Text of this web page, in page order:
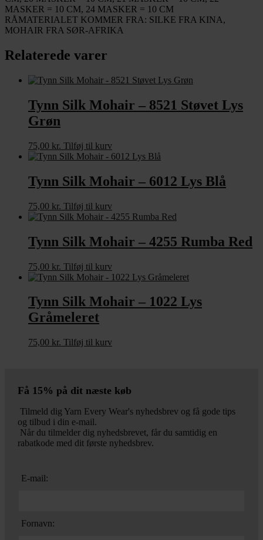
MASKER = 10 CM, 24 MASKER = 10 CM
RÅMATERIALET KOMMER FRA: SILKE FRA KINA,
MOHAIR FRA SØR-AFRIKA
Relaterede varer
Tynn Silk Mohair – 8521 Støvet Lys
Grøn
75,00 kr. Tilføj til kurv
Tynn Silk Mohair – 6012 Lys Blå
75,00 kr. Tilføj til kurv
Tynn Silk Mohair – 4255 Rumba Red
75,00 kr. Tilføj til kurv
Tynn Silk Mohair – 1022 Lys
Gråmeleret
75,00 kr. Tilføj til kurv
Få 15% på dit næste køb
Tilmeld dig Yarn Every Wear's nyhedsbrev og få gode tips
og tilbud i din e-mail.
Når du tilmelder dig nyhedsbrevet, får du samtidig en
rabatkode med dit første nyhedsbrev.
E-mail:
Fornavn: